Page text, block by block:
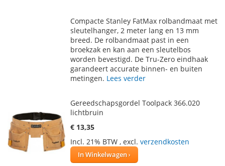
AAN
VERLANGLIJST
TE
VERGELIJKEN
Compacte Stanley FatMax rolbandmaat met
sleutelhanger, 2 meter lang en 13 mm
breed. De rolbandmaat past in een
broekzak en kan aan een sleutelbos
worden bevestigd. De Tru-Zero eindhaak
garandeert accurate binnen- en buiten
metingen. Lees verder
Gereedschapsgordel Toolpack 366.020
lichtbruin
€ 13,35
Incl. 21% BTW , excl. verzendkosten
In Winkelwagen